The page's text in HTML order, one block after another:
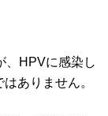
、HPVに感染し
ありません。